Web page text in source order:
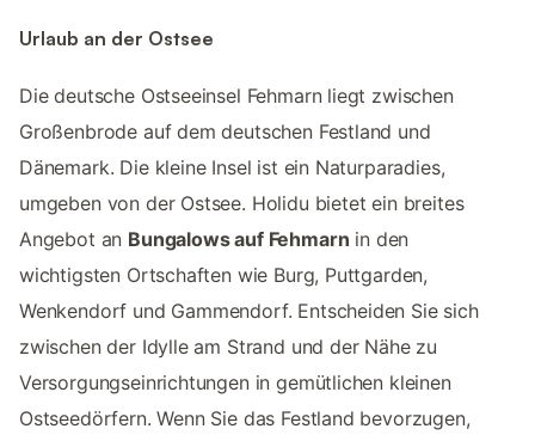
Urlaub an der Ostsee
Die deutsche Ostseeinsel Fehmarn liegt zwischen
Großenbrode auf dem deutschen Festland und
Dänemark. Die kleine Insel ist ein Naturparadies,
umgeben von der Ostsee. Holidu bietet ein breites
Angebot an Bungalows auf Fehmarn in den
wichtigsten Ortschaften wie Burg, Puttgarden,
Wenkendorf und Gammendorf. Entscheiden Sie sich
zwischen der Idylle am Strand und der Nähe zu
Versorgungseinrichtungen in gemütlichen kleinen
Ostseedörfern. Wenn Sie das Festland bevorzugen,